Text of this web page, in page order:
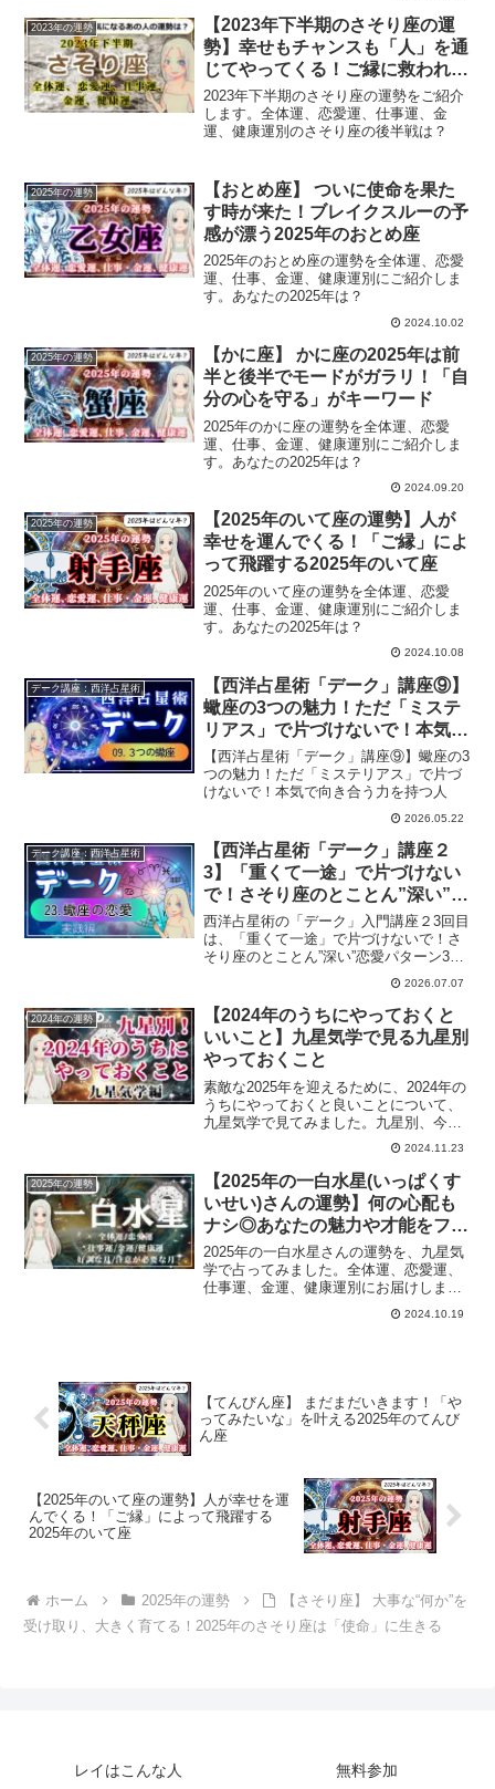
2023年の運勢
【2023年下半期のさそり座の運
勢】幸せもチャンスも「人」を通
じてやってくる！ご縁に救われ、
ご縁に生かされるさそり座の
2023年下半期
2023年下半期のさそり座の運勢をご紹介
します。全体運、恋愛運、仕事運、金
運、健康運別のさそり座の後半戦は？
2025年の運勢
【おとめ座】 ついに使命を果た
す時が来た！ブレイクスルーの予
感が漂う2025年のおとめ座
2025年のおとめ座の運勢を全体運、恋愛
運、仕事、金運、健康運別にご紹介しま
す。あなたの2025年は？
2024.10.02
2025年の運勢
【かに座】 かに座の2025年は前
半と後半でモードがガラリ！「自
分の心を守る」がキーワード
2025年のかに座の運勢を全体運、恋愛
運、仕事、金運、健康運別にご紹介しま
す。あなたの2025年は？
2024.09.20
2025年の運勢
【2025年のいて座の運勢】人が
幸せを運んでくる！「ご縁」によ
って飛躍する2025年のいて座
2025年のいて座の運勢を全体運、恋愛
運、仕事、金運、健康運別にご紹介しま
す。あなたの2025年は？
2024.10.08
デーク講座：西洋占星術
【西洋占星術「デーク」講座⑨】
蠍座の3つの魅力！ただ「ミステ
リアス」で片づけないで！本気で
向き合う力を持つ人
【西洋占星術「デーク」講座⑨】蠍座の3
つの魅力！ただ「ミステリアス」で片づ
けないで！本気で向き合う力を持つ人
2026.05.22
デーク講座：西洋占星術
【西洋占星術「デーク」講座２
3】「重くて一途」で片づけない
で！さそり座のとことん”深い”恋
愛パターン3つ
西洋占星術の「デーク」入門講座２3回目
は、「重くて一途」で片づけないで！さ
そり座のとことん”深い”恋愛パターン3つ
2026.07.07
2024年の運勢
【2024年のうちにやっておくと
いいこと】九星気学で見る九星別
やっておくこと
素敵な2025年を迎えるために、2024年の
うちにやっておくと良いことについて、
九星気学で見てみました。九星別、今年
2024.11.23
2025年の運勢
【2025年の一白水星(いっぱくす
いせい)さんの運勢】何の心配も
ナシ◎あなたの魅力や才能をフル
に生かして飛躍する1年
2025年の一白水星さんの運勢を、九星気
学で占ってみました。全体運、恋愛運、
仕事運、金運、健康運別にお届けしま
す。一白水星のあなたの2025年の運勢
2024.10.19
【てんびん座】 まだまだいきます！「や
ってみたいな」を叶える2025年のてんび
ん座
【2025年のいて座の運勢】人が幸せを運
んでくる！「ご縁」によって飛躍する
2025年のいて座
ホーム 2025年の運勢
【さそり座】 大事な“何か”を
受け取り、大きく育てる！2025年のさそり座は「使命」に生きる
レイはこんな人 無料参加